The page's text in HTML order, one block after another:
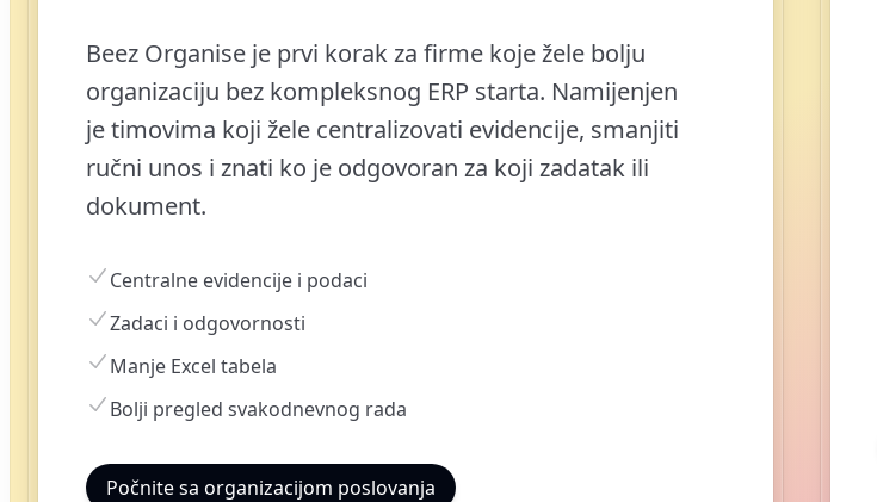
Beez Organise je prvi korak za firme koje žele bolju
organizaciju bez kompleksnog ERP starta. Namijenjen
je timovima koji žele centralizovati evidencije, smanjiti
ručni unos i znati ko je odgovoran za koji zadatak ili
dokument.
Centralne evidencije i podaci
Zadaci i odgovornosti
Manje Excel tabela
Bolji pregled svakodnevnog rada
Počnite sa organizacijom poslovanja